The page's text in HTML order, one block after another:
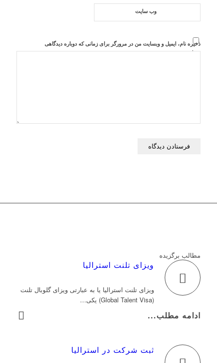
وب‌ سایت
ذخیره نام، ایمیل و وبسایت من در مرورگر برای زمانی که دوباره دیدگاهی
می‌نویسم.
مطالب برگزیده
ویزای تلنت استرالیا
ویزای تلنت استرالیا یا به عبارتی ویزای گلوبال تلنت
(‌Global Talent Visa) یکی…
ادامه مطلب...
ثبت شرکت در استرالیا